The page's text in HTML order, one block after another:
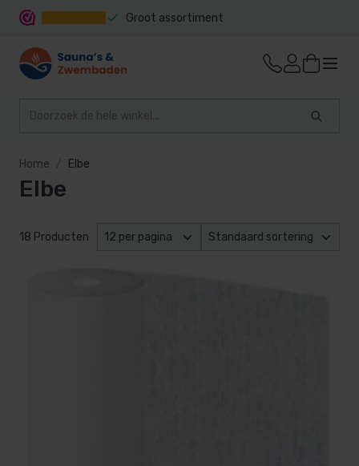
Groot assortiment
Home Elbe
Elbe
18 Producten